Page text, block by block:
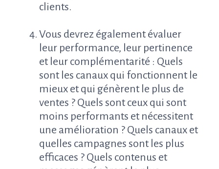
clients.
Vous devrez également évaluer
leur performance, leur pertinence
et leur complémentarité : Quels
sont les canaux qui fonctionnent le
mieux et qui génèrent le plus de
ventes ? Quels sont ceux qui sont
moins performants et nécessitent
une amélioration ? Quels canaux et
quelles campagnes sont les plus
efficaces ? Quels contenus et